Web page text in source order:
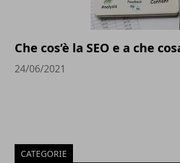
Che cos’è la SEO e a che
24/06/2021
CATEGORIE